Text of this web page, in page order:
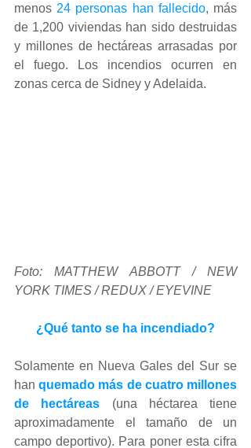
menos 24 personas han fallecido, más
de 1,200 viviendas han sido destruidas
y millones de hectáreas arrasadas por
el fuego. Los incendios ocurren en
zonas cerca de Sidney y Adelaida.
Foto: MATTHEW ABBOTT / NEW
YORK TIMES / REDUX / EYEVINE
¿Qué tanto se ha incendiado?
Solamente en Nueva Gales del Sur se
han quemado más de cuatro millones
de hectáreas (una héctarea tiene
aproximadamente el tamaño de un
campo deportivo). Para poner esta cifra